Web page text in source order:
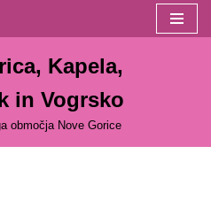
Kapela,
in Vogrsko
območja Nove Gorice